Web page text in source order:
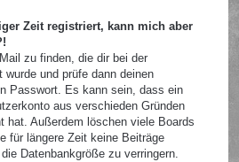
Zeit registriert, kann mich aber
zu finden, die dir bei der
wurde und prüfe dann deinen
Passwort. Es kann sein, dass ein
aus verschieden Gründen
hat. Außerdem löschen viele Boards
für längere Zeit keine Beiträge
Datenbankgröße zu verringern.